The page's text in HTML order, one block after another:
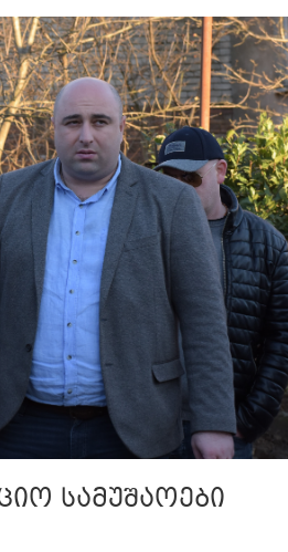
სამუშაოები